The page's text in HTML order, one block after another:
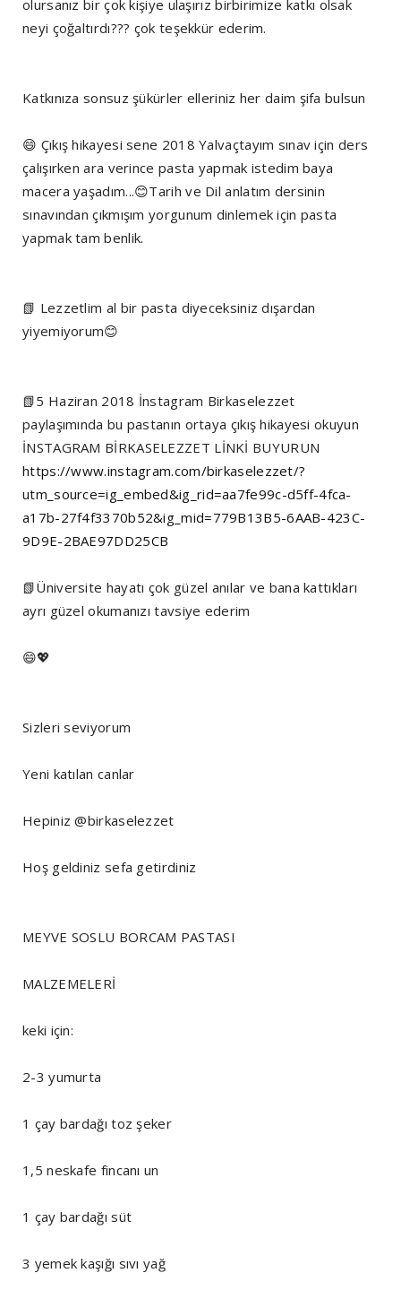
olursanız bir çok kişiye ulaşırız birbirimize katkı olsak
neyi çoğaltırdı??? çok teşekkür ederim.
Katkınıza sonsuz şükürler elleriniz her daim şifa bulsun
😄 Çıkış hikayesi sene 2018 Yalvaçtayım sınav için ders
çalışırken ara verince pasta yapmak istedim baya
macera yaşadım...😊Tarih ve Dil anlatım dersinin
sınavından çıkmışım yorgunum dinlemek için pasta
yapmak tam benlik.
📗 Lezzetlim al bir pasta diyeceksiniz dışardan
yiyemiyorum😊
📗5 Haziran 2018 İnstagram Birkaselezzet
paylaşımında bu pastanın ortaya çıkış hikayesi okuyun
İNSTAGRAM BİRKASELEZZET LİNKİ BUYURUN
https://www.instagram.com/birkaselezzet/?
utm_source=ig_embed&ig_rid=aa7fe99c-d5ff-4fca-
a17b-27f4f3370b52&ig_mid=779B13B5-6AAB-423C-
9D9E-2BAE97DD25CB
📗Üniversite hayatı çok güzel anılar ve bana kattıkları
ayrı güzel okumanızı tavsiye ederim
😄💖
Sizleri seviyorum
Yeni katılan canlar
Hepiniz @birkaselezzet
Hoş geldiniz sefa getirdiniz
MEYVE SOSLU BORCAM PASTASI
MALZEMELERİ
keki için:
2-3 yumurta
1 çay bardağı toz şeker
1,5 neskafe fincanı un
1 çay bardağı süt
3 yemek kaşığı sıvı yağ